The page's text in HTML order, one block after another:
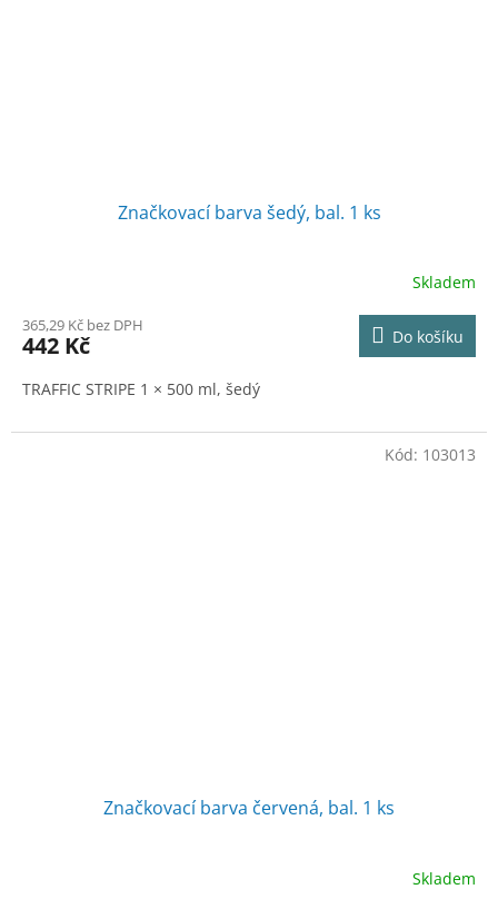
Značkovací barva šedý, bal. 1 ks
Skladem
365,29 Kč bez DPH
442 Kč Do košíku
TRAFFIC STRIPE 1 × 500 ml, šedý
Značkovací barva červená, bal. 1 ks
Skladem
Kód: 103013